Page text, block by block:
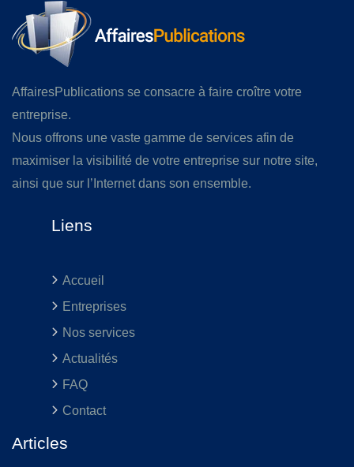
AffairesPublications se consacre à faire croître votre
entreprise.
Nous offrons une vaste gamme de services afin de
maximiser la visibilité de votre entreprise sur notre site,
ainsi que sur l’Internet dans son ensemble.
Liens
Accueil
Entreprises
Nos services
Actualités
FAQ
Contact
Articles